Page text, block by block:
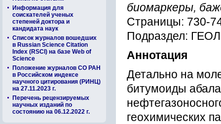
Информация для
соискателей ученых
степеней доктора и
кандидата наук
Список журналов вошедших
в Russian Science Citation
Index (RSCI) на базе Web of
Science
Положение журналов СО РАН
в Российском индексе
научного цитирования (РИНЦ)
на 27.11.2023 г.
Перечень рецензируемых
научных изданий по
состоянию на 06.12.2022 г.
биомаpкеpы,
Страницы: 730-
Подраздел:
Аннотация
Детально на
битумоиды
геоxимичеcкиx